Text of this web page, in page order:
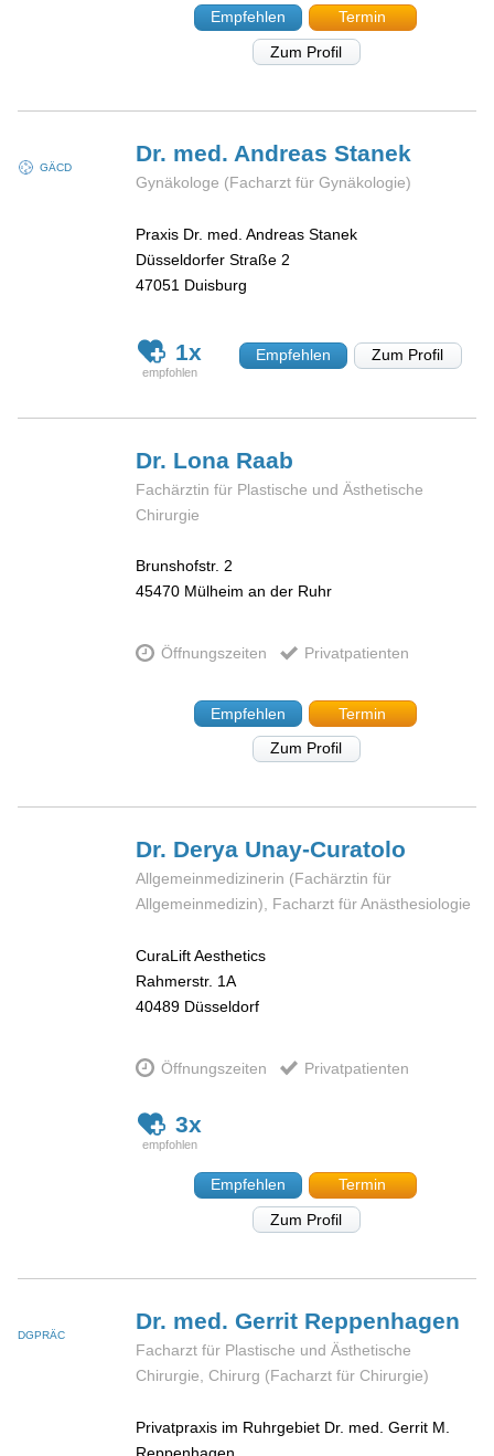
Empfehlen
Termin
Zum Profil
GÄCD
Dr. med. AndreasStanek
Gynäkologe (Facharzt für Gynäkologie)
Praxis Dr. med. Andreas Stanek
Düsseldorfer Straße 2
47051 Duisburg
1x Empfehlen Zum Profil
Dr. Lona Raab
Fachärztin für Plastische und Ästhetische
Chirurgie
Brunshofstr. 2
45470 Mülheim an der Ruhr
Öffnungszeiten Privatpatienten
Empfehlen
Termin
Zum Profil
Dr. Derya Unay-Curatolo
Allgemeinmedizinerin (Fachärztin für
Allgemeinmedizin), Facharzt für Anästhesiologie
CuraLift Aesthetics
Rahmerstr. 1A
40489 Düsseldorf
Öffnungszeiten Privatpatienten
3x
Empfehlen
Termin
Zum Profil
DGPRÄC
Dr. med. Gerrit Reppenhagen
Facharzt für Plastische und Ästhetische
Chirurgie, Chirurg (Facharzt für Chirurgie)
Privatpraxis im Ruhrgebiet Dr. med. Gerrit M.